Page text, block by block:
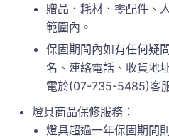
贈品．耗材．零配件、
範圍內。
保固期間內如有任何疑
名、連絡電話、收貨地
電於(07-735-5485)客
燈具商品保修服務：
燈具超過一年保固期間